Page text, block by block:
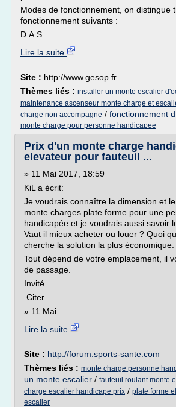
Modes de fonctionnement, on distingue
fonctionnement suivants :
D.A.S....
Lire la suite
Site : http://www.gesop.fr
Thèmes liés : installer un monte escalier
maintenance ascenseur monte charge et
charge non accompagne / fonctionnement
monte charge pour personne handicapee
Prix d'un monte charge
elevateur pour fauteuil ...
» 11 Mai 2017, 18:59
KiL a écrit:
Je voudrais connaître la dimension et
monte charges plate forme pour une
handicapée et je voudrais aussi savoir
Vaut il mieux acheter ou louer ? Quoi
cherche la solution la plus économique.
Tout dépend de votre emplacement, il
de passage.
Invité
Citer
» 11 Mai...
Lire la suite
Site : http://forum.sports-sante.com
Thèmes liés : monte charge personne
un monte escalier / fauteuil roulant monte
charge escalier handicape prix / plate forme
escalier